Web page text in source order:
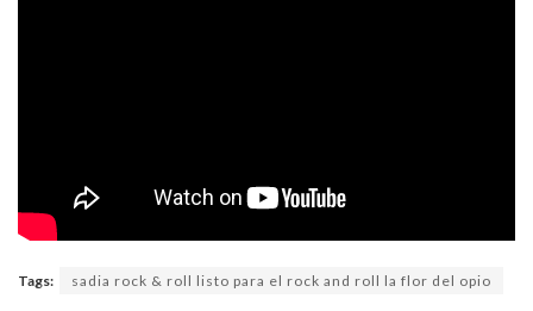
Tags: sadia rock & roll listo para el rock and roll la flor del opio